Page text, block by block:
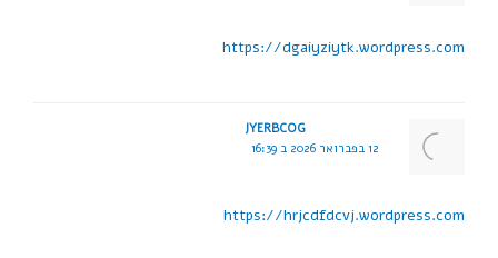
https://dgaiyziytk.wordpress.com
JYERBCOG
12 בפברואר 2026 ב 16:39
https://hrjcdfdcvj.wordpress.com